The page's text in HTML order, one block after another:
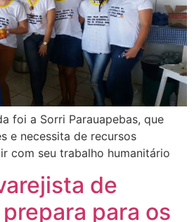
foi a Sorri Parauapebas, que
e necessita de recursos
com seu trabalho humanitário
de
para os